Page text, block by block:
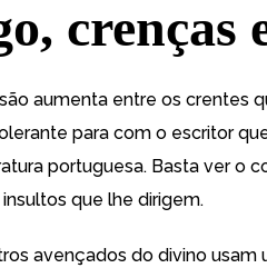
crenças
aumenta entre os crentes
para com o escritor
portuguesa. Basta ver o
que lhe dirigem.
avençados do divino usam